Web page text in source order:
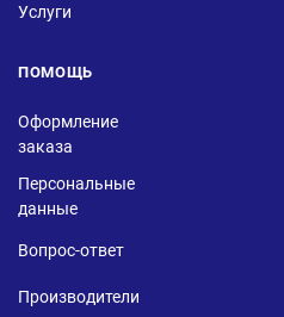
Услуги
ПОМОЩЬ
Оформление
заказа
Персональные
данные
Вопрос-ответ
Производители